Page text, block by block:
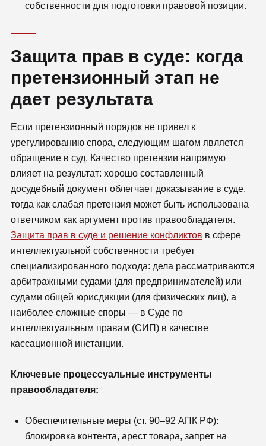
собственности для подготовки правовой позиции.
Защита прав в суде: когда
претензионный этап не
дает результата
Если претензионный порядок не привел к
урегулированию спора, следующим шагом является
обращение в суд. Качество претензии напрямую
влияет на результат: хорошо составленный
досудебный документ облегчает доказывание в суде,
тогда как слабая претензия может быть использована
ответчиком как аргумент против правообладателя.
Защита прав в суде и решение конфликтов в сфере
интеллектуальной собственности требует
специализированного подхода: дела рассматриваются
арбитражными судами (для предпринимателей) или
судами общей юрисдикции (для физических лиц), а
наиболее сложные споры — в Суде по
интеллектуальным правам (СИП) в качестве
кассационной инстанции.
Ключевые процессуальные инструменты
правообладателя:
Обеспечительные меры (ст. 90–92 АПК РФ):
блокировка контента, арест товара, запрет на